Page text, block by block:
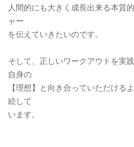
人間的にも大きく成長出来る本質
ャー
を伝えていきたいのです。
そして、正しいワークアウトを実
自身の
【理想】と向き合っていただける
続して
います。